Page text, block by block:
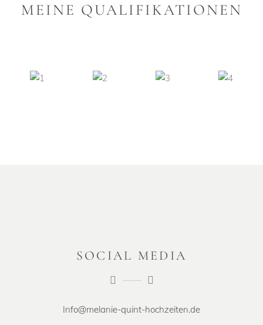
MEINE QUALIFIKATIONEN
SOCIAL MEDIA
Info@melanie-quint-hochzeiten.de